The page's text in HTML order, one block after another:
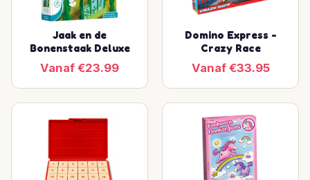
Jaak en de
Bonenstaak Deluxe
Vanaf €23.99
Domino Express -
Crazy Race
Vanaf €33.95